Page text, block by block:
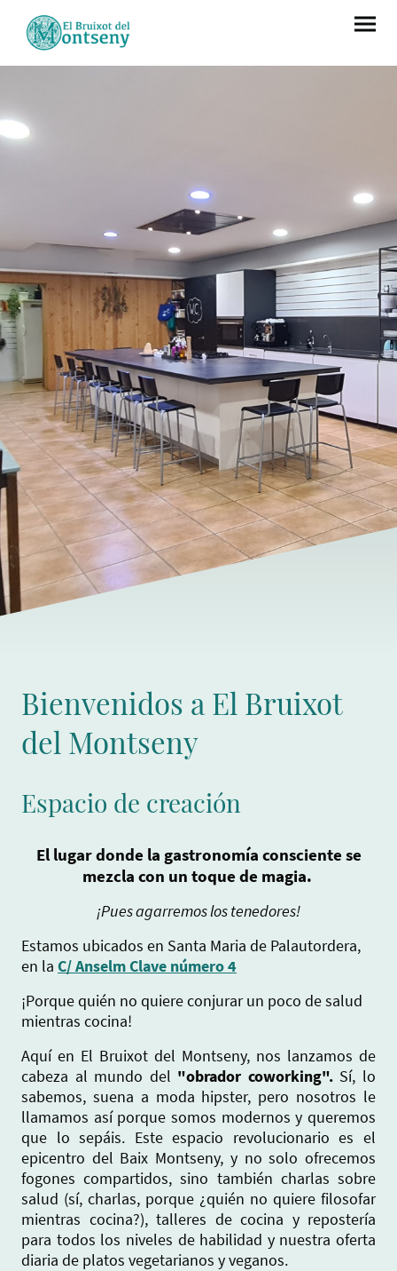
Bienvenidos a El Bruixot
del Montseny
Espacio de creación
El lugar donde la gastronomía consciente se
mezcla con un toque de magia.
¡Pues agarremos los tenedores!
Estamos ubicados en Santa Maria de Palautordera,
en la C/ Anselm Clave número 4
¡Porque quién no quiere conjurar un poco de salud
mientras cocina!
Aquí en El Bruixot del Montseny, nos lanzamos de
cabeza al mundo del "obrador coworking". Sí, lo
sabemos, suena a moda hipster, pero nosotros le
llamamos así porque somos modernos y queremos
que lo sepáis. Este espacio revolucionario es el
epicentro del Baix Montseny, y no solo ofrecemos
fogones compartidos, sino también charlas sobre
salud (sí, charlas, porque ¿quién no quiere filosofar
mientras cocina?), talleres de cocina y repostería
para todos los niveles de habilidad y nuestra oferta
diaria de platos vegetarianos y veganos.